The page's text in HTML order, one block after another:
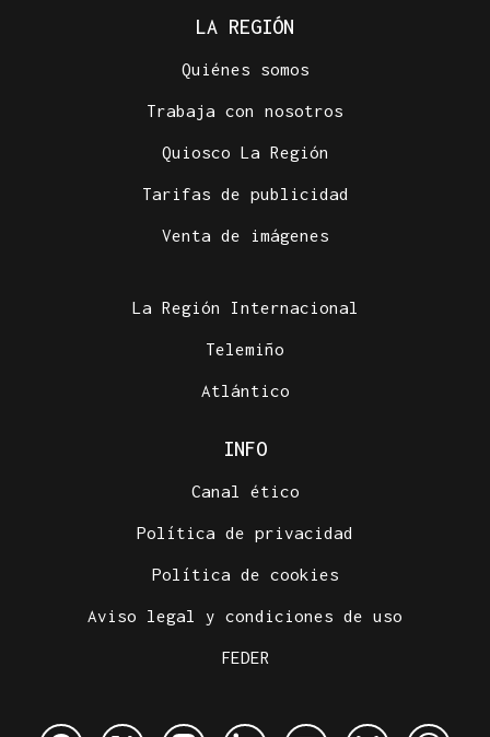
LA REGIÓN
Quiénes somos
Trabaja con nosotros
Quiosco La Región
Tarifas de publicidad
Venta de imágenes
La Región Internacional
Telemiño
Atlántico
INFO
Canal ético
Política de privacidad
Política de cookies
Aviso legal y condiciones de uso
FEDER